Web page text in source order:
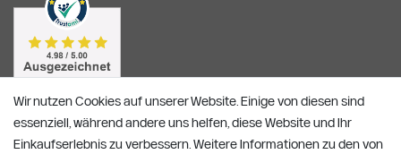
Wir nutzen Cookies auf unserer Website. Einige von diesen sind
essenziell, während andere uns helfen, diese Website und Ihr
Einkaufserlebnis zu verbessern. Weitere Informationen zu den von